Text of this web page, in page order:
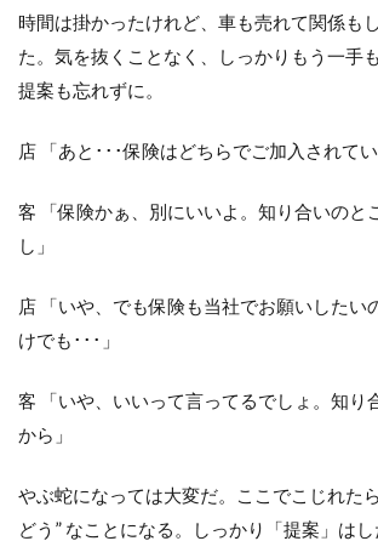
時間は掛かったけれど、車も売れて関係も
た。気を抜くことなく、しっかりもう一手
提案も忘れずに。
店 「あと･･･保険はどちらでご加入されてい
客 「保険かぁ、別にいいよ。知り合いのと
し」
店 「いや、でも保険も当社でお願いしたい
けでも･･･」
客 「いや、いいって言ってるでしょ。知り
から」
やぶ蛇になっては大変だ。ここでこじれた
どう” なことになる。しっかり「提案」は